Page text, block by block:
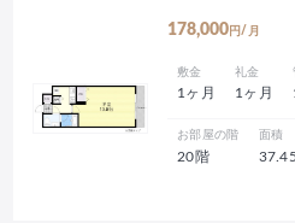
178,000 円/月
敷金
1ヶ月
礼金
1ヶ月
お部屋の階
20階
面積